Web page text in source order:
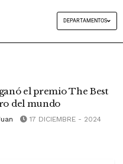
DEPARTAMENTOS
el premio The Best
del mundo
17 DICIEMBRE - 2024